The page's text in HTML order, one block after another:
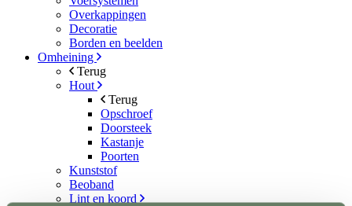
Overkappingen
Decoratie
Borden en beelden
Omheining
Terug
Hout
Terug
Opschroef
Doorsteek
Kastanje
Poorten
Kunststof
Beoband
Lint en koord